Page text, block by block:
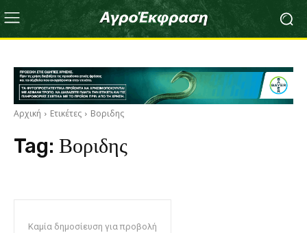
Αρχική Ετικέτες Βοριδης
Tag: Βοριδης
Καμία δημοσίευση για προβολή